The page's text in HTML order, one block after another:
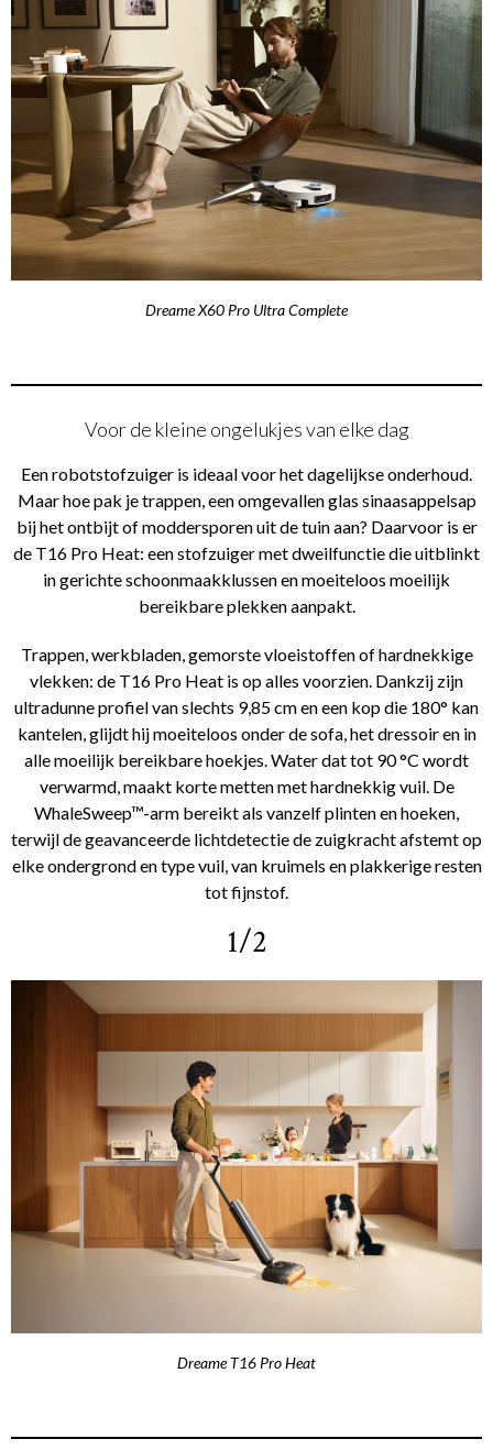
Dreame X60 Pro Ultra Complete
Voor de kleine ongelukjes van elke dag
Een robotstofzuiger is ideaal voor het dagelijkse onderhoud.
Maar hoe pak je trappen, een omgevallen glas sinaasappelsap
bij het ontbijt of moddersporen uit de tuin aan? Daarvoor is er
de T16 Pro Heat: een stofzuiger met dweilfunctie die uitblinkt
in gerichte schoonmaakklussen en moeiteloos moeilijk
bereikbare plekken aanpakt.
Trappen, werkbladen, gemorste vloeistoffen of hardnekkige
vlekken: de T16 Pro Heat is op alles voorzien. Dankzij zijn
ultradunne profiel van slechts 9,85 cm en een kop die 180° kan
kantelen, glijdt hij moeiteloos onder de sofa, het dressoir en in
alle moeilijk bereikbare hoekjes. Water dat tot 90 °C wordt
verwarmd, maakt korte metten met hardnekkig vuil. De
WhaleSweep™-arm bereikt als vanzelf plinten en hoeken,
terwijl de geavanceerde lichtdetectie de zuigkracht afstemt op
elke ondergrond en type vuil, van kruimels en plakkerige resten
tot fijnstof.
1/2
Dreame T16 Pro Heat